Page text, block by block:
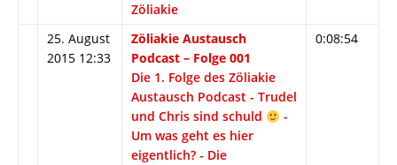
Zöliakie
25. August
2015 12:33
Zöliakie Austausch
Podcast – Folge 001
Die 1. Folge des Zöliakie
Austausch Podcast - Trudel
und Chris sind schuld
-
Um was geht es hier
eigentlich? - Die
0:08:54